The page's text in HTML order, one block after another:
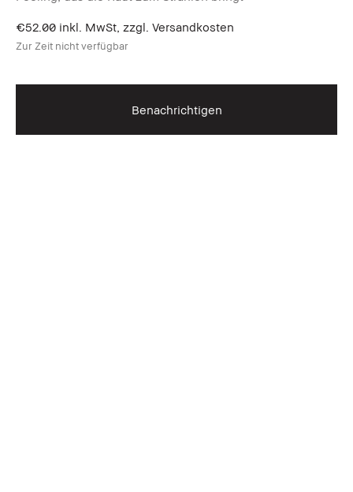
€52.00 inkl. MwSt, zzgl. Versandkosten
Zur Zeit nicht verfügbar
Benachrichtigen